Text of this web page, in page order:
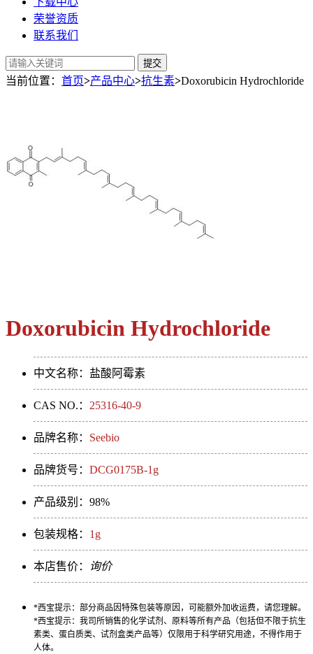
荣誉资质
联系我们
提交
当前位置： 首页>产品中心>抗生素>Doxorubicin Hydrochloride
Doxorubicin Hydrochloride
中文名称：盐酸阿霉素
CAS NO.： 25316-40-9
品牌名称： Seebio
品牌货号： DCG0175B-1g
产品级别：98%
包装规格： 1g
本店售价： 询价
*西宝提示：部分商品因特殊包装等原因，可能额外加收运费，请您理解。
*西宝提示：我司所销售的化学试剂、原料等所有产品（包括但不限于抗生
素类、蛋白质类、试剂盒类产品等）仅限用于科学研究用途，不得作用于
人体。